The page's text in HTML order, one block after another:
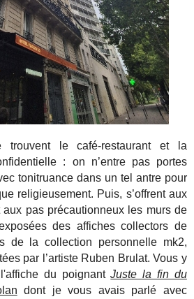
trouvent le café-restaurant et la
: on n’entre pas portes
tonitruance dans un tel antre pour
religieusement. Puis, s’offrent aux
pas précautionneux les murs de
des affiches collectors de
de la collection personnelle mk2,
par l’artiste Ruben Brulat. Vous y
l'affiche du poignantJuste la fin du
dont je vous avais parlé avec